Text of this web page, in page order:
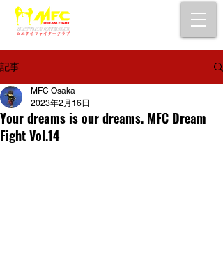
記事
Your dreams is our dreams. MFC Dream
Fight Vol.14
MFC Osaka
2023年2月16日